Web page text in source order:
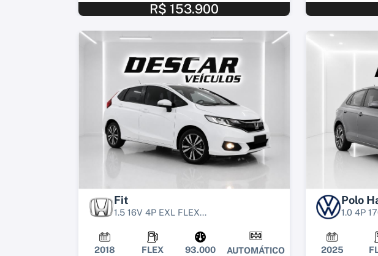
R$ 153.900
Fit
1.5 16V 4P EXL FLEX...
2018 FLEX 93.000 AUTOMÁTICO
Polo
1.0 4P
2025